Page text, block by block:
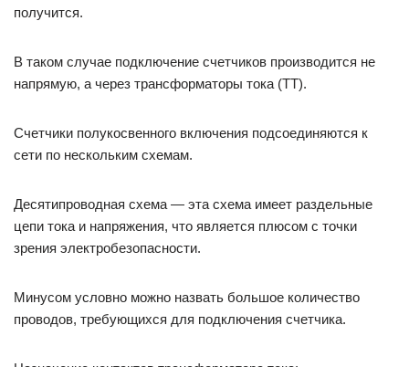
получится.
В таком случае подключение счетчиков производится не
напрямую, а через трансформаторы тока (ТТ).
Счетчики полукосвенного включения подсоединяются к
сети по нескольким схемам.
Десятипроводная схема — эта схема имеет раздельные
цепи тока и напряжения, что является плюсом с точки
зрения электробезопасности.
Минусом условно можно назвать большое количество
проводов, требующихся для подключения счетчика.